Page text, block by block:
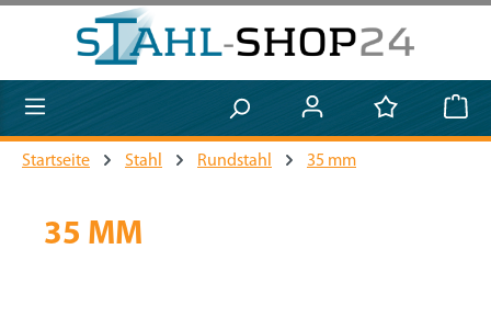
Zum Hauptinhalt springen
Startseite Stahl Rundstahl 35 mm
35 MM